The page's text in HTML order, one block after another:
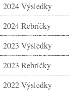
2024 Výsledky
2024 Rebríčky
2023 Výsledky
2023 Rebríčky
2022 Výsledky